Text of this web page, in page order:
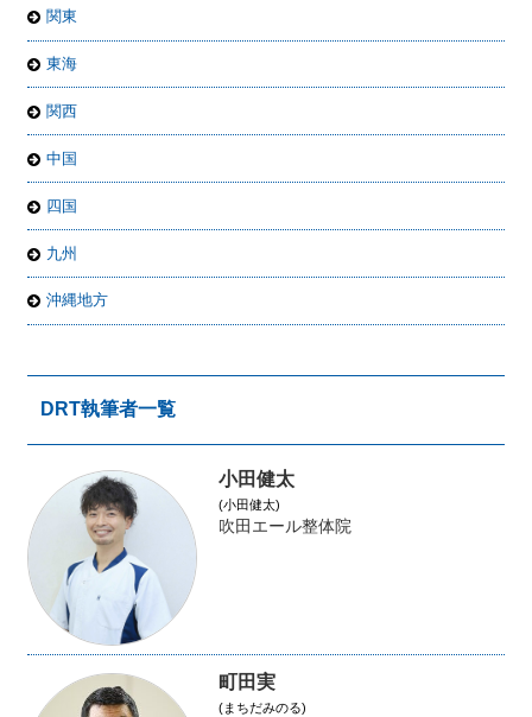
関東
東海
関西
中国
四国
九州
沖縄地方
DRT執筆者一覧
小田健太
(小田健太)
吹田エール整体院
町田実
(まちだみのる)